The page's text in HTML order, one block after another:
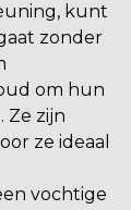
kunt
zonder
om hun
Ze zijn
ze ideaal
vochtige